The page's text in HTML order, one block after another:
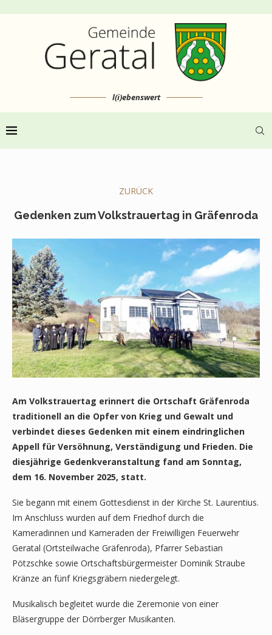
l(i)ebenswert
ZURÜCK
Gedenken zum Volkstrauertag in Gräfenroda
Am Volkstrauertag erinnert die Ortschaft Gräfenroda
traditionell an die Opfer von Krieg und Gewalt und
verbindet dieses Gedenken mit einem eindringlichen
Appell für Versöhnung, Verständigung und Frieden. Die
diesjährige Gedenkveranstaltung fand am Sonntag,
dem 16. November 2025, statt.
Sie begann mit einem Gottesdienst in der Kirche St. Laurentius.
Im Anschluss wurden auf dem Friedhof durch die
Kameradinnen und Kameraden der Freiwilligen Feuerwehr
Geratal (Ortsteilwache Gräfenroda), Pfarrer Sebastian
Pötzschke sowie Ortschaftsbürgermeister Dominik Straube
Kränze an fünf Kriegsgräbern niedergelegt.
Musikalisch begleitet wurde die Zeremonie von einer
Bläsergruppe der Dörrberger Musikanten.